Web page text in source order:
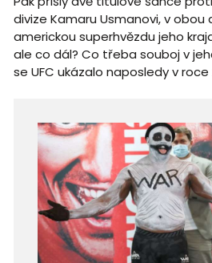
divize Kamaru Usmanovi, v obou
americkou superhvězdu jeho
ale co dál? Co třeba souboj v
se UFC ukázalo naposledy v roce